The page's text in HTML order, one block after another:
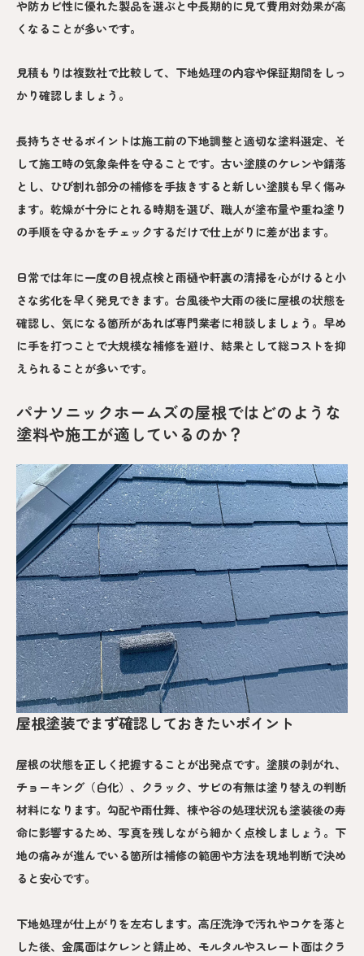
や防カビ性に優れた製品を選ぶと中長期的に見て費用対効果が高
くなることが多いです。
見積もりは複数社で比較して、下地処理の内容や保証期間をしっ
かり確認しましょう。
長持ちさせるポイントは施工前の下地調整と適切な塗料選定、そ
して施工時の気象条件を守ることです。古い塗膜のケレンや錆落
とし、ひび割れ部分の補修を手抜きすると新しい塗膜も早く傷み
ます。乾燥が十分にとれる時期を選び、職人が塗布量や重ね塗り
の手順を守るかをチェックするだけで仕上がりに差が出ます。
日常では年に一度の目視点検と雨樋や軒裏の清掃を心がけると小
さな劣化を早く発見できます。台風後や大雨の後に屋根の状態を
確認し、気になる箇所があれば専門業者に相談しましょう。早め
に手を打つことで大規模な補修を避け、結果として総コストを抑
えられることが多いです。
パナソニックホームズの屋根ではどのような
塗料や施工が適しているのか？
屋根塗装でまず確認しておきたいポイント
屋根の状態を正しく把握することが出発点です。塗膜の剥がれ、
チョーキング（白化）、クラック、サビの有無は塗り替えの判断
材料になります。勾配や雨仕舞、棟や谷の処理状況も塗装後の寿
命に影響するため、写真を残しながら細かく点検しましょう。下
地の痛みが進んでいる箇所は補修の範囲や方法を現地判断で決め
ると安心です。
下地処理が仕上がりを左右します。高圧洗浄で汚れやコケを落と
した後、金属面はケレンと錆止め、モルタルやスレート面はクラ